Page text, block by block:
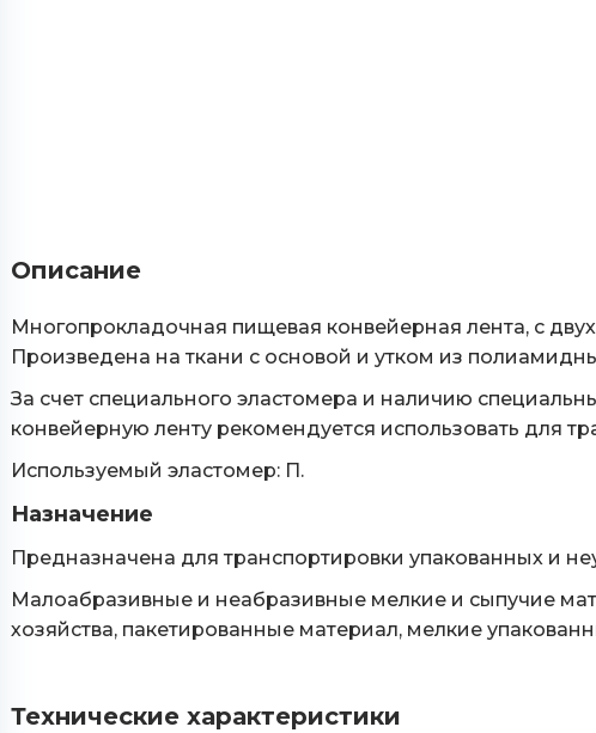
Описание
Многопрокладочная пищевая конвейерная лента, с
Произведена на ткани с основой и утком из
За счет специального эластомера и наличию
конвейерную ленту рекомендуется использовать для
Используемый эластомер: П.
Назначение
Предназначена для транспортировки упакованных и
Малоабразивные и неабразивные мелкие и сыпучие
хозяйства, пакетированные материал, мелкие
Технические характеристики